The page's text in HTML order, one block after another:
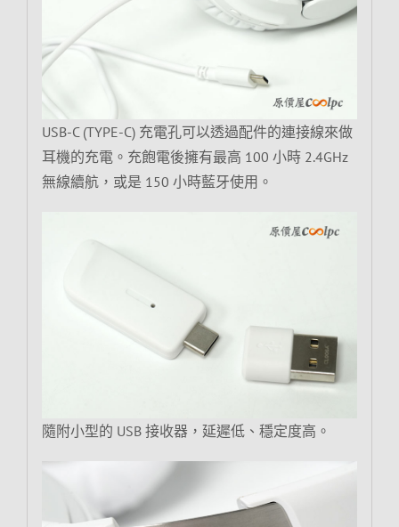
USB-C (TYPE-C) 充電孔可以透過配件的連接線來做
耳機的充電。充飽電後擁有最高 100 小時 2.4GHz
無線續航，或是 150 小時藍牙使用。
隨附小型的 USB 接收器，延遲低、穩定度高。